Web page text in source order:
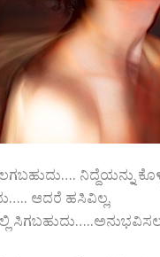
ನಿದ್ದೆಯನ್ನು
ಆದರೆ ಹಸಿವಿಲ್ಲ,